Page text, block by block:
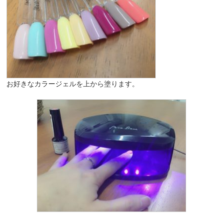
お好きなカラージェルを上から塗ります。